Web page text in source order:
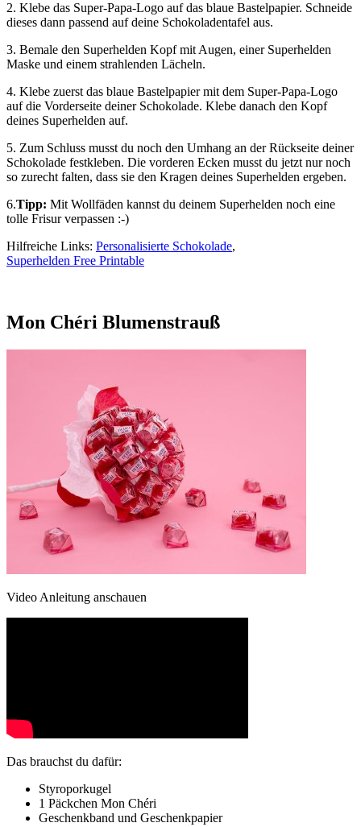
2. Klebe das Super-Papa-Logo auf das blaue Bastelpapier. Schneide
dieses dann passend auf deine Schokoladentafel aus.
3. Bemale den Superhelden Kopf mit Augen, einer Superhelden
Maske und einem strahlenden Lächeln.
4. Klebe zuerst das blaue Bastelpapier mit dem Super-Papa-Logo
auf die Vorderseite deiner Schokolade. Klebe danach den Kopf
deines Superhelden auf.
5. Zum Schluss musst du noch den Umhang an der Rückseite deiner
Schokolade festkleben. Die vorderen Ecken musst du jetzt nur noch
so zurecht falten, dass sie den Kragen deines Superhelden ergeben.
6.Tipp: Mit Wollfäden kannst du deinem Superhelden noch eine
tolle Frisur verpassen :-)
Hilfreiche Links: Personalisierte Schokolade,
Superhelden Free Printable
Mon Chéri Blumenstrauß
Video Anleitung anschauen
Das brauchst du dafür:
Styroporkugel
1 Päckchen Mon Chéri
Geschenkband und Geschenkpapier